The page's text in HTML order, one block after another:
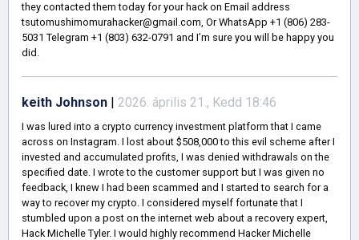
they contacted them today for your hack on Email address
tsutomushimomurahacker@gmail.com, Or WhatsApp +1 (806) 283-
5031 Telegram +1 (803) 632-0791 and I’m sure you will be happy you
did.
keith Johnson | 2026. április 21., Kedd 18:46
I was lured into a crypto currency investment platform that I came
across on Instagram. I lost about $508,000 to this evil scheme after I
invested and accumulated profits, I was denied withdrawals on the
specified date. I wrote to the customer support but I was given no
feedback, I knew I had been scammed and I started to search for a
way to recover my crypto. I considered myself fortunate that I
stumbled upon a post on the internet web about a recovery expert,
Hack Michelle Tyler. I would highly recommend Hacker Michelle